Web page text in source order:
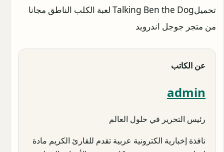
تحميلTalking Ben the Dog لعبة الكلب الناطق مجانا
من متجر جوجل اندرويد
عن الكاتب
admin
رئيس التحرير في حلول العالم
نافذة إخبارية الكترونية عربية تقدم للقارئ الكريم مادة